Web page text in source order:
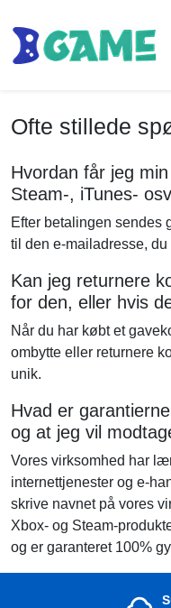
Ofte stillede
Hvordan får jeg
Steam-, iTunes-
Efter betalingen sendes
til den e-mailadresse,
Kan jeg returnere
for den, eller hvis
Når du har købt et
ombytte eller returnere
unik.
Hvad er
og at jeg vil
Vores virksomhed har
internettjenester og e-
skrive navnet på vores
Xbox- og Steam-
og er garanteret 100%